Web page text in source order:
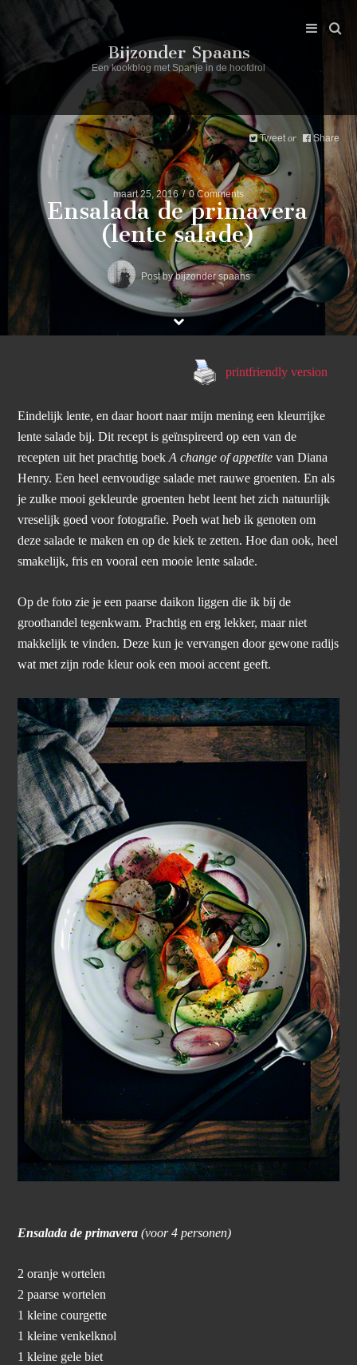
Bijzonder Spaans
Een kookblog met Spanje in de hoofdrol
maart 25, 2016 0 Comments
Ensalada de primavera
(lente salade)
Tweet or Share
Post bybijzonder spaans
printfriendly version
Eindelijk lente, en daar hoort naar mijn mening een kleurrijke
lente salade bij. Dit recept is geïnspireerd op een van de
recepten uit het prachtig boekA change of appetite van Diana
Henry. Een heel eenvoudige salade met rauwe groenten. En als
je zulke mooi gekleurde groenten hebt leent het zich natuurlijk
vreselijk goed voor fotografie. Poeh wat heb ik genoten om
deze salade te maken en op de kiek te zetten. Hoe dan ook, heel
smakelijk, fris en vooral een mooie lente salade.
Op de foto zie je een paarse daikon liggen die ik bij de
groothandel tegenkwam. Prachtig en erg lekker, maar niet
makkelijk te vinden. Deze kun je vervangen door gewone radijs
wat met zijn rode kleur ook een mooi accent geeft.
Ensalada de primavera(voor 4 personen)
2 oranje wortelen
2 paarse wortelen
1 kleine courgette
1 kleine venkelknol
1 kleine gele biet